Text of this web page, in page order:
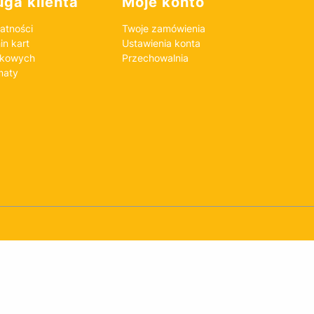
kart
Twoje zamówienia
Ustawienia konta
Przechowalnia